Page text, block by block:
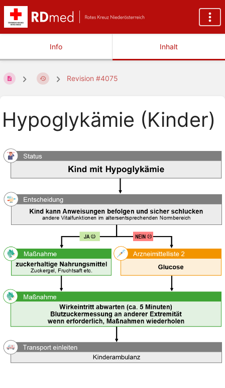
Info Inhalt
Revision #4075
Hypoglykämie (Kinder)